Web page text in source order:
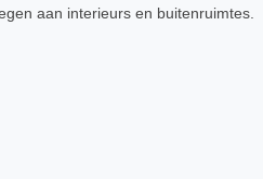
aan interieurs en buitenruimtes.